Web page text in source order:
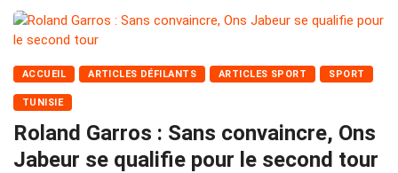
ACCUEIL ARTICLES DÉFILANTS ARTICLES SPORT SPORT
TUNISIE
Roland Garros : Sans convaincre, Ons
Jabeur se qualifie pour le second tour